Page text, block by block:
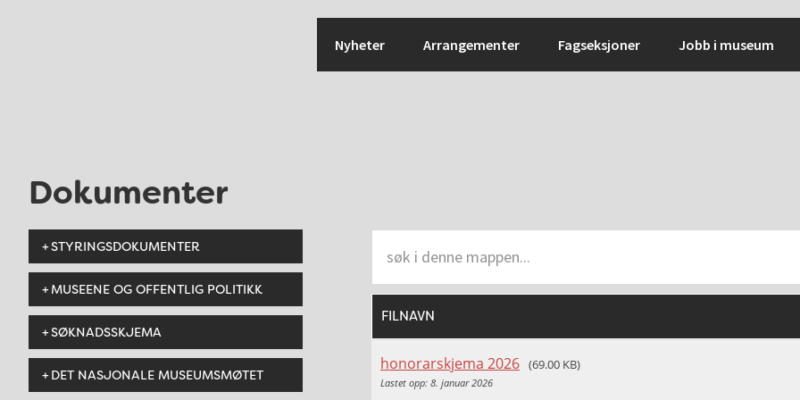
Nyheter Arrangementer Fagseksjoner Jobb i museum
Dokumenter
STYRINGSDOKUMENTER
MUSEENE OG OFFENTLIG POLITIKK
SØKNADSSKJEMA
DET NASJONALE MUSEUMSMØTET
FILNAVN
honorarskjema 2026 (69.00 KB)
Lastet opp: 8. januar 2026